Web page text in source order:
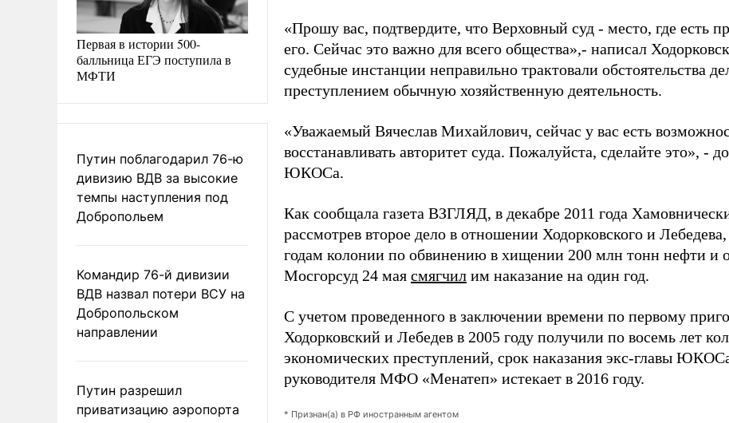
Первая в истории 500-
балльница ЕГЭ поступила в
МФТИ
Путин поблагодарил 76-ю
дивизию ВДВ за высокие
темпы наступления под
Добропольем
Командир 76-й дивизии
ВДВ назвал потери ВСУ на
Добропольском
направлении
Путин разрешил
приватизацию аэропорта
«Прошу вас, подтвердите, что Верховный суд - место, где есть
его. Сейчас это важно для всего общества»,- написал
судебные инстанции неправильно трактовали обстоятельства
преступлением обычную хозяйственную деятельность.
«Уважаемый Вячеслав Михайлович, сейчас у вас есть
восстанавливать авторитет суда. Пожалуйста, сделайте это», -
ЮКОСа.
Как сообщала газета ВЗГЛЯД, в декабре 2011 года
рассмотрев второе дело в отношении Ходорковского и Лебедева,
годам колонии по обвинению в хищении 200 млн тонн нефти и
Мосгорсуд 24 мая смягчил им наказание на один год.
С учетом проведенного в заключении времени по первому
Ходорковский и Лебедев в 2005 году получили по восемь лет
экономических преступлений, срок наказания экс-главы
руководителя МФО «Менатеп» истекает в 2016 году.
* Признан(а) в РФ иностранным агентом